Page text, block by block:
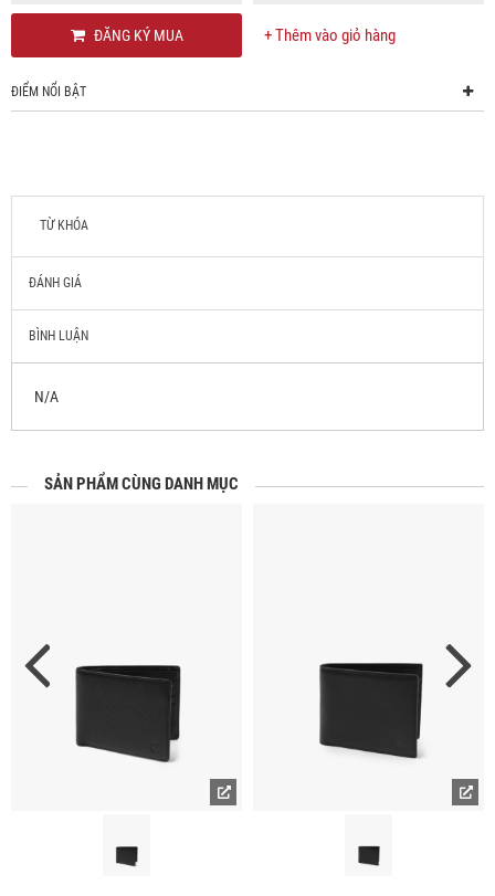
ĐĂNG KÝ MUA + Thêm vào giỏ hàng
ĐIỂM NỔI BẬT
TỪ KHÓA
ĐÁNH GIÁ
BÌNH LUẬN
N/A
SẢN PHẨM CÙNG DANH MỤC